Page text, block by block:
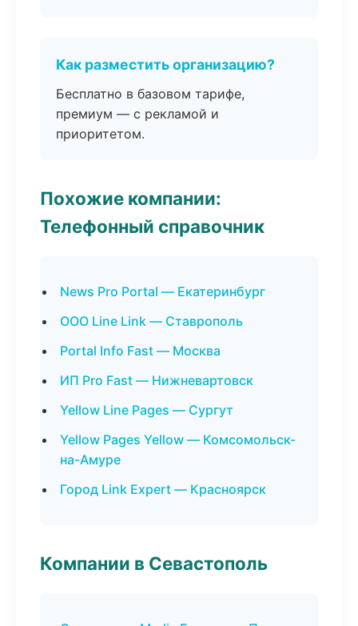
Как разместить организацию?
Бесплатно в базовом тарифе,
премиум — с рекламой и
приоритетом.
Похожие компании:
Телефонный справочник
News Pro Portal — Екатеринбург
ООО Line Link — Ставрополь
Portal Info Fast — Москва
ИП Pro Fast — Нижневартовск
Yellow Line Pages — Сургут
Yellow Pages Yellow — Комсомольск-
на-Амуре
Город Link Expert — Красноярск
Компании в Севастополь